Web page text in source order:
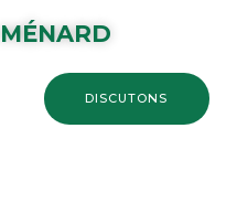
DISCUTONS